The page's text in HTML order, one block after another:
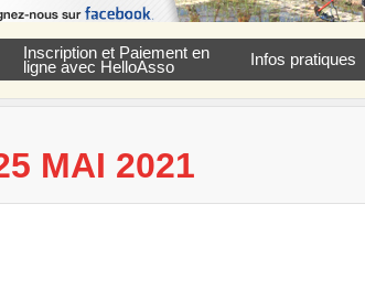
Inscription et Paiement en
ligne avec HelloAsso Infos pratiques
MAI 2021